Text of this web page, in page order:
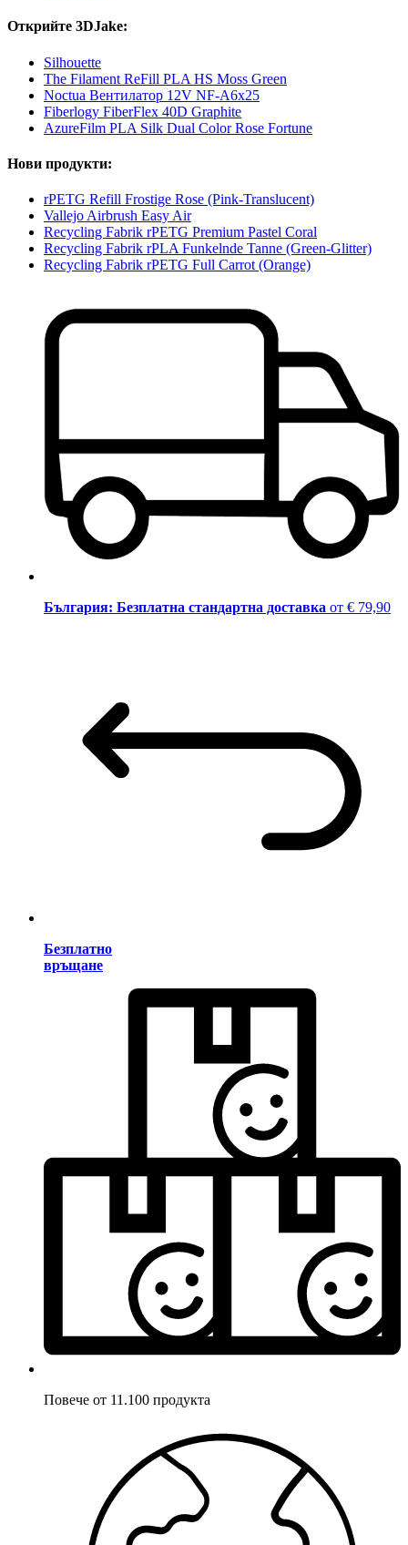
Открийте 3DJake:
Silhouette
The Filament ReFill PLA HS Moss Green
Noctua Вентилатор 12V NF-A6x25
Fiberlogy FiberFlex 40D Graphite
AzureFilm PLA Silk Dual Color Rose Fortune
Нови продукти:
rPETG Refill Frostige Rose (Pink-Translucent)
Vallejo Airbrush Easy Air
Recycling Fabrik rPETG Premium Pastel Coral
Recycling Fabrik rPLA Funkelnde Tanne (Green-Glitter)
Recycling Fabrik rPETG Full Carrot (Orange)
България: Безплатна стандартна доставка от € 79,90
Безплатно
връщане
Повече от 11.100 продукта